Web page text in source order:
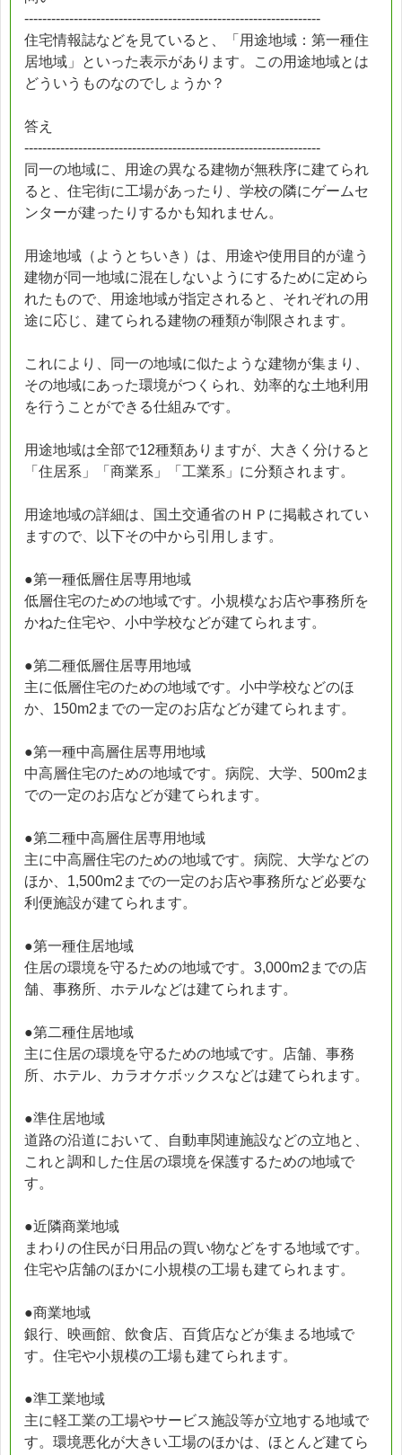
------------------------------------------------------------------
住宅情報誌などを見ていると、「用途地域：第一種住
居地域」といった表示があります。この用途地域とは
どういうものなのでしょうか？
答え
------------------------------------------------------------------
同一の地域に、用途の異なる建物が無秩序に建てられ
ると、住宅街に工場があったり、学校の隣にゲームセ
ンターが建ったりするかも知れません。
用途地域（ようとちいき）は、用途や使用目的が違う
建物が同一地域に混在しないようにするために定めら
れたもので、用途地域が指定されると、それぞれの用
途に応じ、建てられる建物の種類が制限されます。
これにより、同一の地域に似たような建物が集まり、
その地域にあった環境がつくられ、効率的な土地利用
を行うことができる仕組みです。
用途地域は全部で12種類ありますが、大きく分けると
「住居系」「商業系」「工業系」に分類されます。
用途地域の詳細は、国土交通省のＨＰに掲載されてい
ますので、以下その中から引用します。
●第一種低層住居専用地域
低層住宅のための地域です。小規模なお店や事務所を
かねた住宅や、小中学校などが建てられます。
●第二種低層住居専用地域
主に低層住宅のための地域です。小中学校などのほ
か、150m2までの一定のお店などが建てられます。
●第一種中高層住居専用地域
中高層住宅のための地域です。病院、大学、500m2ま
での一定のお店などが建てられます。
●第二種中高層住居専用地域
主に中高層住宅のための地域です。病院、大学などの
ほか、1,500m2までの一定のお店や事務所など必要な
利便施設が建てられます。
●第一種住居地域
住居の環境を守るための地域です。3,000m2までの店
舗、事務所、ホテルなどは建てられます。
●第二種住居地域
主に住居の環境を守るための地域です。店舗、事務
所、ホテル、カラオケボックスなどは建てられます。
●準住居地域
道路の沿道において、自動車関連施設などの立地と、
これと調和した住居の環境を保護するための地域で
す。
●近隣商業地域
まわりの住民が日用品の買い物などをする地域です。
住宅や店舗のほかに小規模の工場も建てられます。
●商業地域
銀行、映画館、飲食店、百貨店などが集まる地域で
す。住宅や小規模の工場も建てられます。
●準工業地域
主に軽工業の工場やサービス施設等が立地する地域で
す。環境悪化が大きい工場のほかは、ほとんど建てら